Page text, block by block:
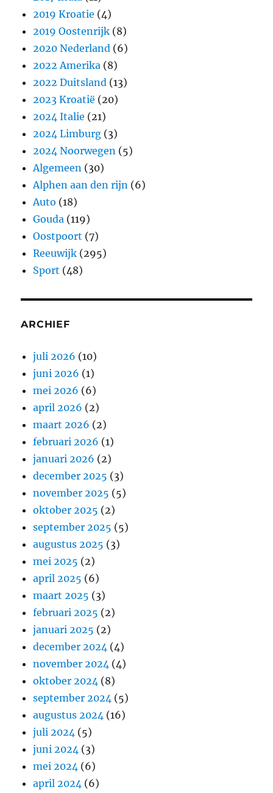
2019 Kroatie (4)
2019 Oostenrijk (8)
2020 Nederland (6)
2022 Amerika (8)
2022 Duitsland (13)
2023 Kroatië (20)
2024 Italie (21)
2024 Limburg (3)
2024 Noorwegen (5)
Algemeen (30)
Alphen aan den rijn (6)
Auto (18)
Gouda (119)
Oostpoort (7)
Reeuwijk (295)
Sport (48)
ARCHIEF
juli 2026 (10)
juni 2026 (1)
mei 2026 (6)
april 2026 (2)
maart 2026 (2)
februari 2026 (1)
januari 2026 (2)
december 2025 (3)
november 2025 (5)
oktober 2025 (2)
september 2025 (5)
augustus 2025 (3)
mei 2025 (2)
april 2025 (6)
maart 2025 (3)
februari 2025 (2)
januari 2025 (2)
december 2024 (4)
november 2024 (4)
oktober 2024 (8)
september 2024 (5)
augustus 2024 (16)
juli 2024 (5)
juni 2024 (3)
mei 2024 (6)
april 2024 (6)